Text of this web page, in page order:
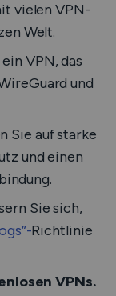
vielen VPN-
Welt.
VPN, das
und
Sie auf starke
und einen
Sie sich,
Richtlinie
VPNs.